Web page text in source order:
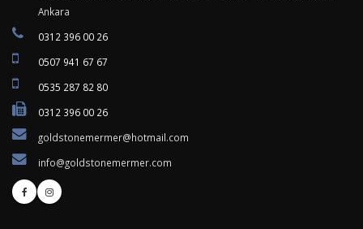
Ankara
0312 396 00 26
0507 941 67 67
0535 287 82 80
0312 396 00 26
goldstonemermer@hotmail.com
info@goldstonemermer.com